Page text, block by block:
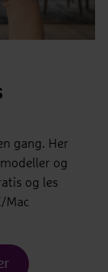
gang. Her
og
og les
Mac